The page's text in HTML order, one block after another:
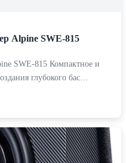
Alpine SWE-815
SWE-815 Компактное и
глубокого бас…